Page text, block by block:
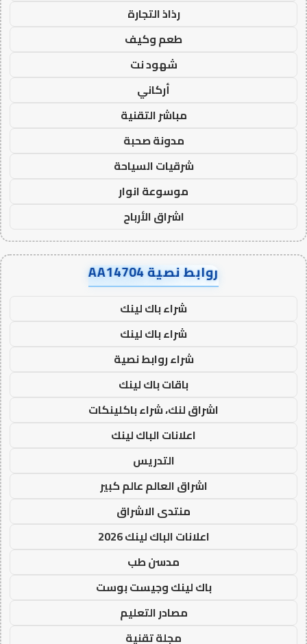
رذاذ التجارة
طعم وكيف
شهود نت
أركاني
مباشر التقنية
مدونة صحبة
شرقيات السياحة
موسوعة انوار
اشراق الأرباح
روابط نصية AA14704
شراء باك لينك
شراء باك لينك
شراء روابط نصية
باقات باك لينك
اشراق لنك، شراء باكلينكات
اعلانات الباك لينك
التدريس
اشراق العالم عالم كبير
منتدى الاشراق
اعلانات الباك لينك 2026
مدسن طب
باك لينك وجيست بوست
مصادر التعليم
مجلة تقنية